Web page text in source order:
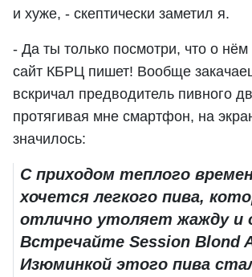
и хуже, - скептически заметил я.
- Да ты только посмотри, что о
сайт КБРЦ пишет! Вообще
вскричал предводитель пивного
протягивая мне смартфон, на
значилось:
С приходом теплого
хочется легкого пива,
отлично утоляет жажду и
Встречайте Session Blond
Изюминкой этого пива